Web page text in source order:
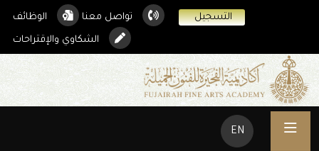
التسجيل تواصل معنا الوظائف
الشكاوي والإقتراحات
EN